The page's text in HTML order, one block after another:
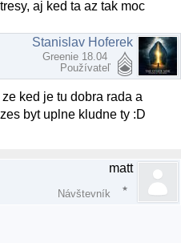
aj ked ta az tak moc
Stanislav Hoferek
Greenie 18.04
Používateľ
ked je tu dobra rada a
byt uplne kludne ty :D
matt
Návštevník